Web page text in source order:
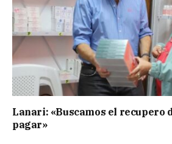
Lanari: «Buscamos el recupero
pagar»